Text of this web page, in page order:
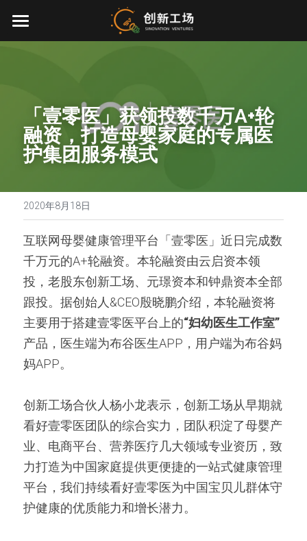
首页
最新动态
关于我们
创业服务
环境、社会与治理
联系我们
加入我们
EN
「壹零医」获领投数千万A+轮
融资，打造母婴家庭的专属医
护集团服务模式
2020年8月18日
互联网母婴健康管理平台「壹零医」近日完成数
千万元的A+轮融资。本轮融资由云启资本领
投，老股东创新工场、元璟资本和钟鼎资本全部
跟投。据创始人&CEO殷晓鹏介绍，本轮融资将
主要用于搭建壹零医平台上的“妇幼医生工作室”
产品，医生端为布谷医生APP，用户端为布谷妈
妈APP。
创新工场合伙人杨小龙表示，创新工场从早期就
看好壹零医团队的综合实力，团队积淀了母婴产
业、电商平台、营养医疗几大领域专业资历，致
力打造为中国家庭提供更便捷的一站式健康管理
平台，我们持续看好壹零医为中国宝贝儿群体守
护健康的优质能力和增长潜力。